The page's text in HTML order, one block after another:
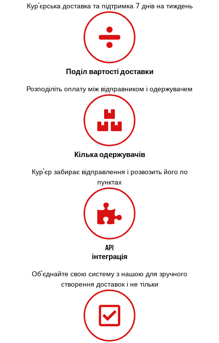
Кур'єрська доставка та підтримка 7 днів на тиждень
Поділ вартості доставки
Розподіліть оплату між відправником і одержувачем
Кілька одержувачів
Кур'єр забирає відправлення і розвозить його по
пунктах
API
інтеграція
Об'єднайте свою систему з нашою для зручного
створення доставок і не тільки